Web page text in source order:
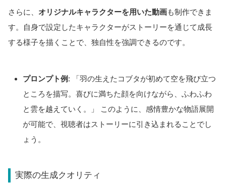
さらに、 オリジナルキャラクターを用いた動画も制作できま
す。自身で設定したキャラクターがストーリーを通じて成長
する様子を描くことで、独自性を強調できるのです。
プロンプト例 : 「羽の生えたコブタが初めて空を飛び立つ
ところを描写。喜びに満ちた顔を向けながら、ふわふわ
と雲を越えていく。」
このように、感情豊かな物語展開
が可能で、視聴者はストーリーに引き込まれることでし
ょう。
実際の生成クオリティ